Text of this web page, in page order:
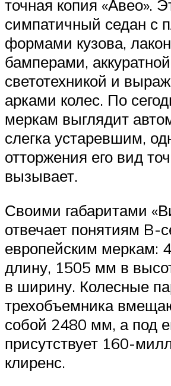
точная копия «Авео».
симпатичный седан с
формами кузова,
бамперами, аккуратной
светотехникой и
арками колес. По
меркам выглядит
слегка устаревшим,
отторжения его вид
вызывает.
Своими габаритами
отвечает понятиям B-
европейским меркам:
длину, 1505 мм в
в ширину. Колесные
трехобъемника
собой 2480 мм, а под
присутствует 160-
клиренс.